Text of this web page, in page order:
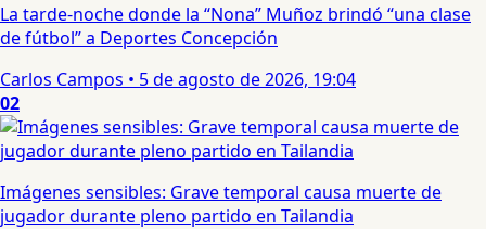
La tarde-noche donde la “Nona” Muñoz brindó “una clase
de fútbol” a Deportes Concepción
Carlos Campos • 5 de agosto de 2026, 19:04
02
Imágenes sensibles: Grave temporal causa muerte de
jugador durante pleno partido en Tailandia